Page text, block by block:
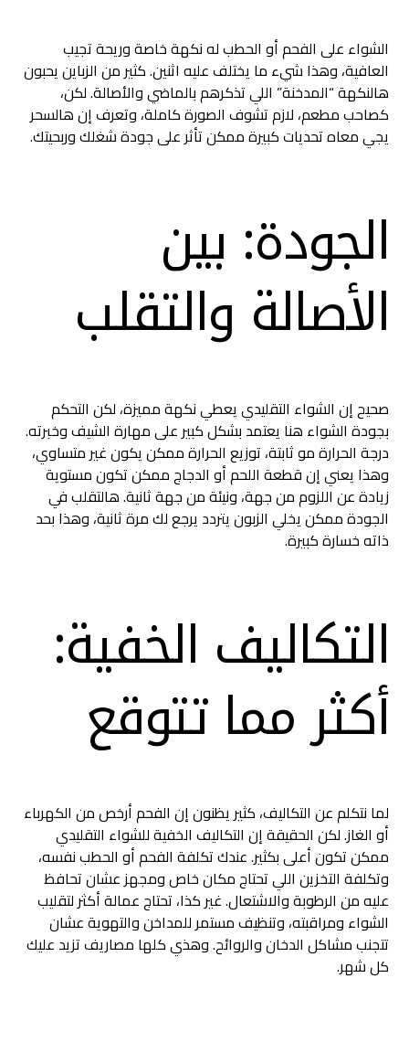
الشواء على الفحم أو الحطب له نكهة خاصة وريحة تجيب
العافية، وهذا شيء ما يختلف عليه اثنين. كثير من الزباين يحبون
هالنكهة “المدخنة” اللي تذكرهم بالماضي والأصالة. لكن،
كصاحب مطعم، لازم تشوف الصورة كاملة، وتعرف إن هالسحر
يجي معاه تحديات كبيرة ممكن تأثر على جودة شغلك وربحيتك.
الجودة: بين
الأصالة والتقلب
صحيح إن الشواء التقليدي يعطي نكهة مميزة، لكن التحكم
بجودة الشواء هنا يعتمد بشكل كبير على مهارة الشيف وخبرته.
درجة الحرارة مو ثابتة، توزيع الحرارة ممكن يكون غير متساوي،
وهذا يعني إن قطعة اللحم أو الدجاج ممكن تكون مستوية
زيادة عن اللزوم من جهة، ونيئة من جهة ثانية. هالتقلب في
الجودة ممكن يخلي الزبون يتردد يرجع لك مرة ثانية، وهذا بحد
ذاته خسارة كبيرة.
التكاليف الخفية:
أكثر مما تتوقع
لما نتكلم عن التكاليف، كثير يظنون إن الفحم أرخص من الكهرباء
أو الغاز. لكن الحقيقة إن التكاليف الخفية للشواء التقليدي
ممكن تكون أعلى بكثير. عندك تكلفة الفحم أو الحطب نفسه،
وتكلفة التخزين اللي تحتاج مكان خاص ومجهز عشان تحافظ
عليه من الرطوبة والاشتعال. غير كذا، تحتاج عمالة أكثر لتقليب
الشواء ومراقبته، وتنظيف مستمر للمداخن والتهوية عشان
تتجنب مشاكل الدخان والروائح. وهذي كلها مصاريف تزيد عليك
كل شهر.